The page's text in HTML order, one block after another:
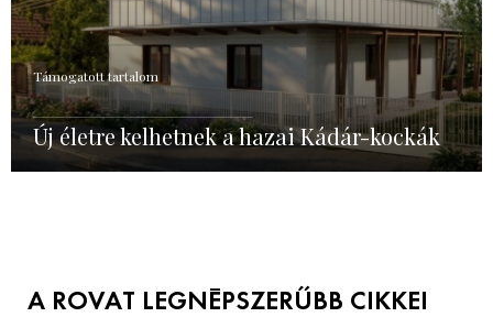
Támogatott tartalom
Új életre kelhetnek a hazai Kádár-kockák
A ROVAT LEGNÉPSZERŰBB CIKKEI